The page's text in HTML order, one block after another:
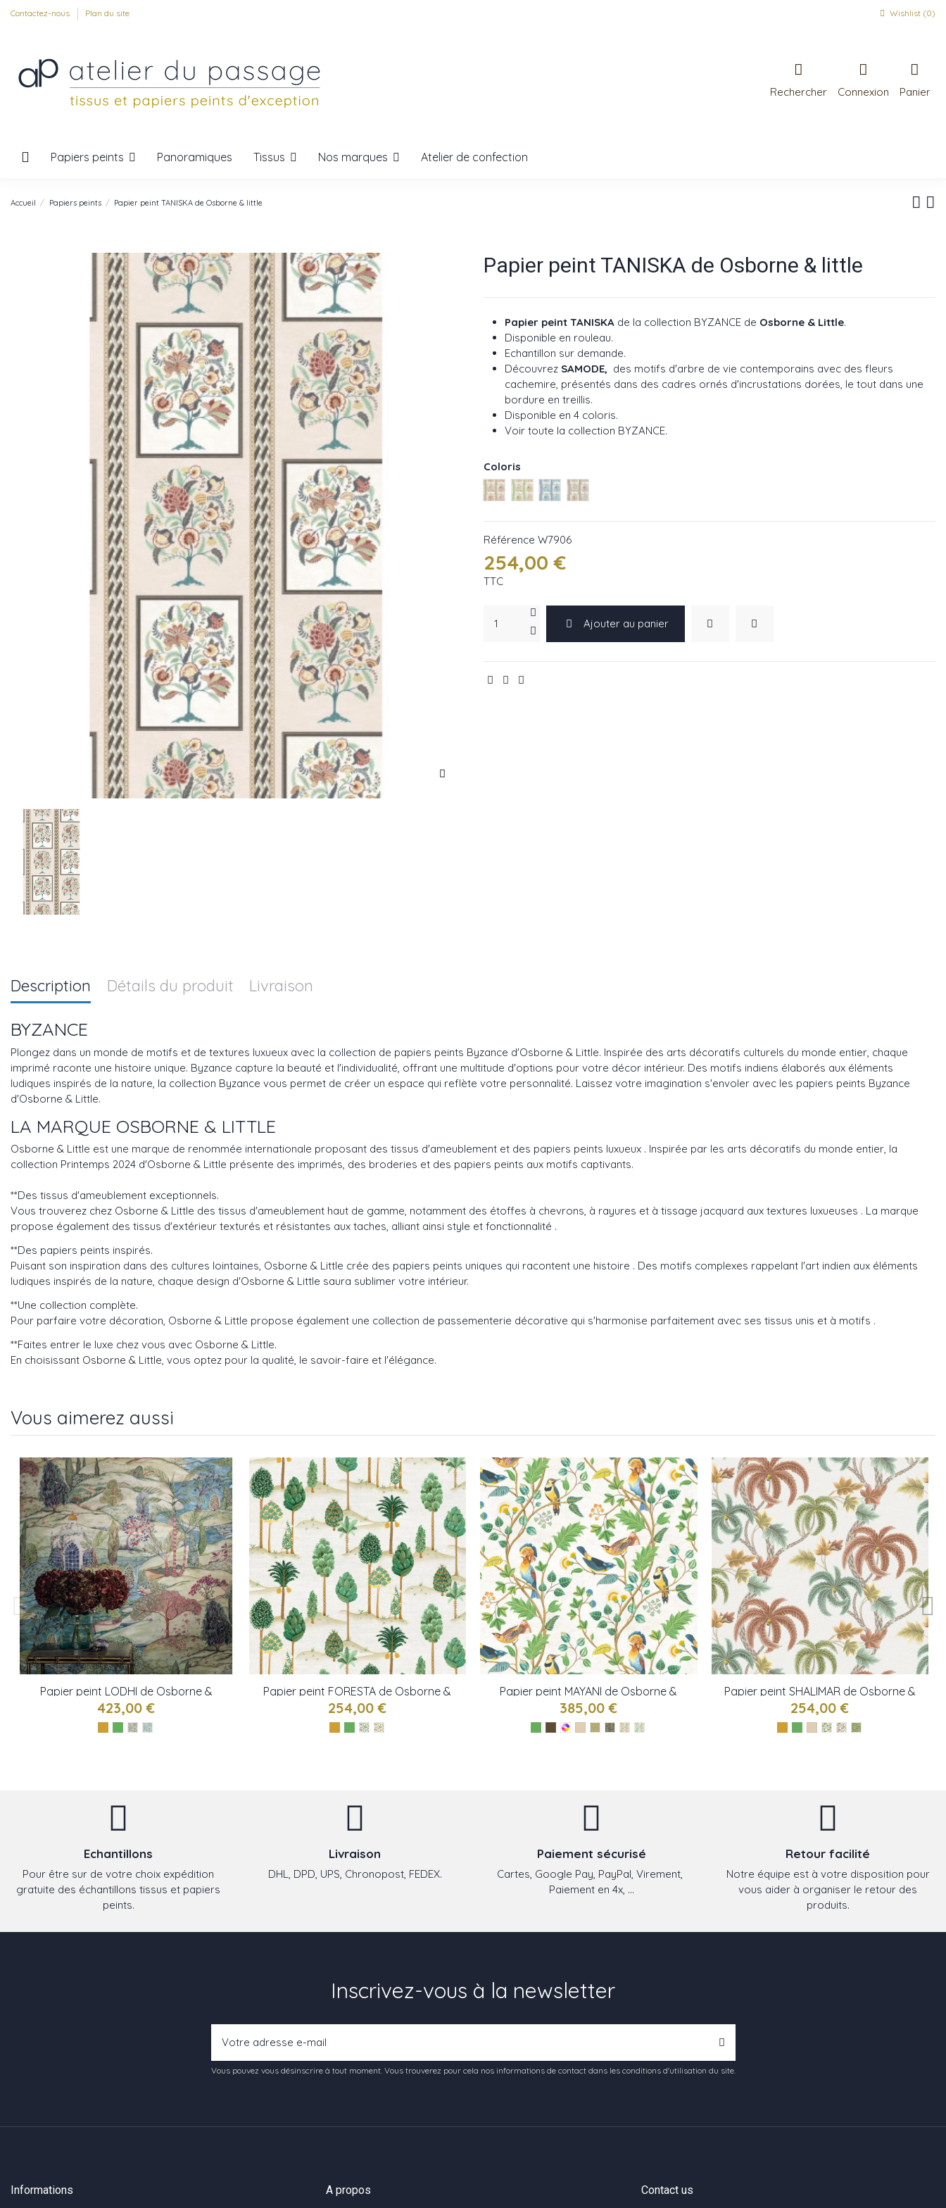
Contactez-nous Plan du site Wishlist (0)
Rechercher Connexion Panier
Papiers peints Panoramiques Tissus Nos marques Atelier de confection
Accueil Papiers peints Papier peint TANISKA de Osborne & little
Papier peint TANISKA de Osborne & little
Papier peint TANISKA de la collection BYZANCE de Osborne & Little.
Disponible en rouleau.
Echantillon sur demande.
Découvrez SAMODE, des motifs d'arbre de vie contemporains avec des fleurs
cachemire, présentés dans des cadres ornés d'incrustations dorées, le tout dans une
bordure en treillis.
Disponible en 4 coloris.
Voir toute la collection BYZANCE.
Coloris
Corail réf : W7906-01
Apple réf : W7906-02
Cobalt réf : W7906-03
Charcoal réf : W7906-04
Référence W7906
254,00 €
TTC
Ajouter au panier
Description Détails du produit Livraison
BYZANCE
Plongez dans un monde de motifs et de textures luxueux avec la collection de papiers peints Byzance d'Osborne & Little. Inspirée des arts décoratifs culturels du monde entier, chaque
imprimé raconte une histoire unique. Byzance capture la beauté et l'individualité, offrant une multitude d'options pour votre décor intérieur. Des motifs indiens élaborés aux éléments
ludiques inspirés de la nature, la collection Byzance vous permet de créer un espace qui reflète votre personnalité. Laissez votre imagination s'envoler avec les papiers peints Byzance
d'Osborne & Little.
LA MARQUE OSBORNE & LITTLE
Osborne & Little est une marque de renommée internationale proposant des tissus d'ameublement et des papiers peints luxueux . Inspirée par les arts décoratifs du monde entier, la
collection Printemps 2024 d'Osborne & Little présente des imprimés, des broderies et des papiers peints aux motifs captivants.
**Des tissus d'ameublement exceptionnels.
Vous trouverez chez Osborne & Little des tissus d'ameublement haut de gamme, notamment des étoffes à chevrons, à rayures et à tissage jacquard aux textures luxueuses . La marque
propose également des tissus d'extérieur texturés et résistantes aux taches, alliant ainsi style et fonctionnalité .
**Des papiers peints inspirés.
Puisant son inspiration dans des cultures lointaines, Osborne & Little crée des papiers peints uniques qui racontent une histoire . Des motifs complexes rappelant l'art indien aux éléments
ludiques inspirés de la nature, chaque design d'Osborne & Little saura sublimer votre intérieur.
**Une collection complète.
Pour parfaire votre décoration, Osborne & Little propose également une collection de passementerie décorative qui s'harmonise parfaitement avec ses tissus unis et à motifs .
**Faites entrer le luxe chez vous avec Osborne & Little.
En choisissant Osborne & Little, vous optez pour la qualité, le savoir-faire et l'élégance.
Vous aimerez aussi
Papier peint LODHI de Osborne &
little
423,00 €
Papier peint FORESTA de Osborne &
little
254,00 €
Papier peint MAYANI de Osborne &
little
385,00 €
Papier peint SHALIMAR de Osborne &
little
254,00 €
Echantillons
Pour être sur de votre choix expédition
gratuite des échantillons tissus et papiers
peints.
Livraison
DHL, DPD, UPS, Chronopost, FEDEX.
Paiement sécurisé
Cartes, Google Pay, PayPal, Virement,
Paiement en 4x, ...
Retour facilité
Notre équipe est à votre disposition pour
vous aider à organiser le retour des
produits.
Inscrivez-vous à la newsletter
Vous pouvez vous désinscrire à tout moment. Vous trouverez pour cela nos informations de contact dans les conditions d'utilisation du site.
Informations A propos Contact us